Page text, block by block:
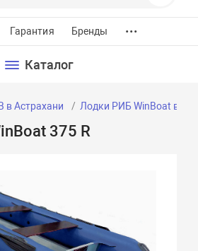
Гарантия Бренды ...
Каталог
в Астрахани Лодки РИБ WinBoat в
375 R